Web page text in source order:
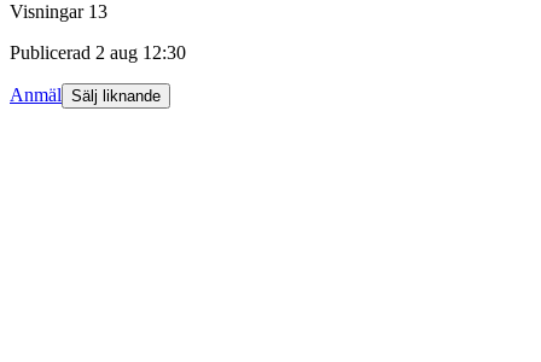
Visningar 13
Publicerad 2 aug 12:30
Anmäl Sälj liknande